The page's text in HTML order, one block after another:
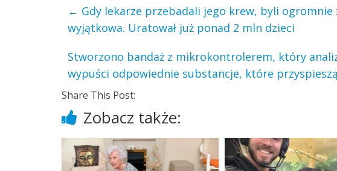
← Gdy lekarze przebadali jego krew, byli ogromnie
wyjątkowa. Uratował już ponad 2 mln dzieci
Stworzono bandaż z mikrokontrolerem, który
wypuści odpowiednie substancje, które
Share This Post:
Zobacz także: